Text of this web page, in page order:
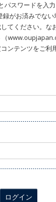
パスワードを入
がお済みでない
てください。な
ンテンツをご利
ログイン